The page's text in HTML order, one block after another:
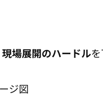
現場展開のハードル